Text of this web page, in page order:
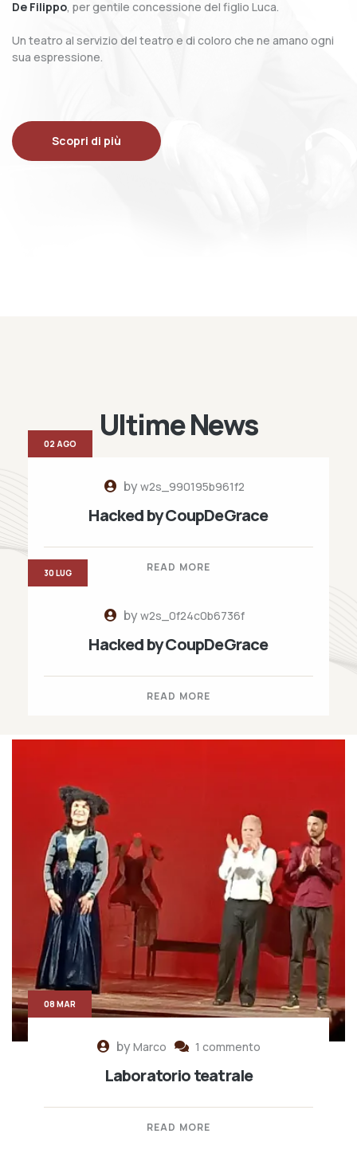
De Filippo, per gentile concessione del figlio Luca.
Un teatro al servizio del teatro e di coloro che ne amano ogni
sua espressione.
Scopri di più
Ultime News
byw2s_990195b961f2
Hacked by CoupDeGrace
READ MORE
02 AGO
byw2s_0f24c0b6736f
Hacked by CoupDeGrace
READ MORE
30 LUG
byMarco 1 commento
Laboratorio teatrale
READ MORE
08 MAR